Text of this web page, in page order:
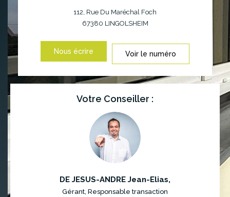
112, Rue Du Maréchal Foch
67380 LINGOLSHEIM
Nous écrire Voir le numéro
Votre Conseiller :
DE JESUS-ANDRE Jean-Elias,
Gérant, Responsable transaction